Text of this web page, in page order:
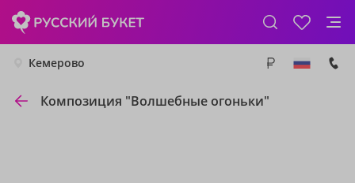
Кемерово
Композиция "Волшебные огоньки"